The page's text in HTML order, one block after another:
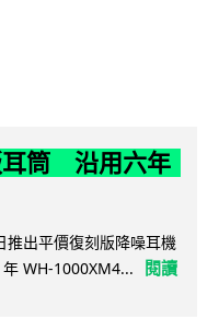
耳筒 沿用六年
出平價復刻版降噪耳機
WH-1000XM4...
閱讀